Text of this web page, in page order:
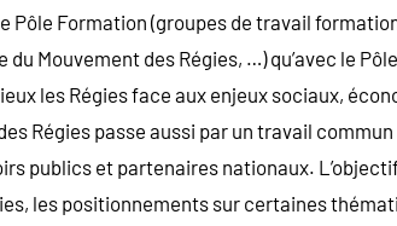
Pôle Formation (groupes de travail
Mouvement des Régies, …) qu’avec le
les Régies face aux enjeux sociaux,
Régies passe aussi par un travail
publics et partenaires nationaux.
les positionnements sur certaines